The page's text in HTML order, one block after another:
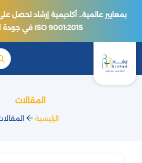
بمعايير عالمية.. أكاديمية إرشاد تحصل
ISO 9001:2015 في جودة التدريب.
المقالات
الرئيسية